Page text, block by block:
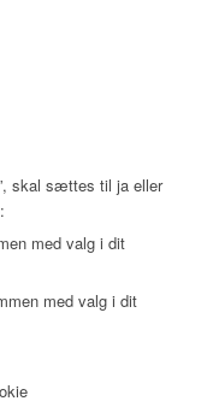
skal sættes til ja eller
med valg i dit
med valg i dit